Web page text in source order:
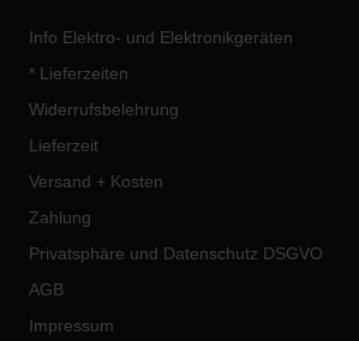
Info Elektro- und Elektronikgeräten
* Lieferzeiten
Widerrufsbelehrung
Lieferzeit
Versand + Kosten
Zahlung
Privatsphäre und Datenschutz DSGVO
AGB
Impressum